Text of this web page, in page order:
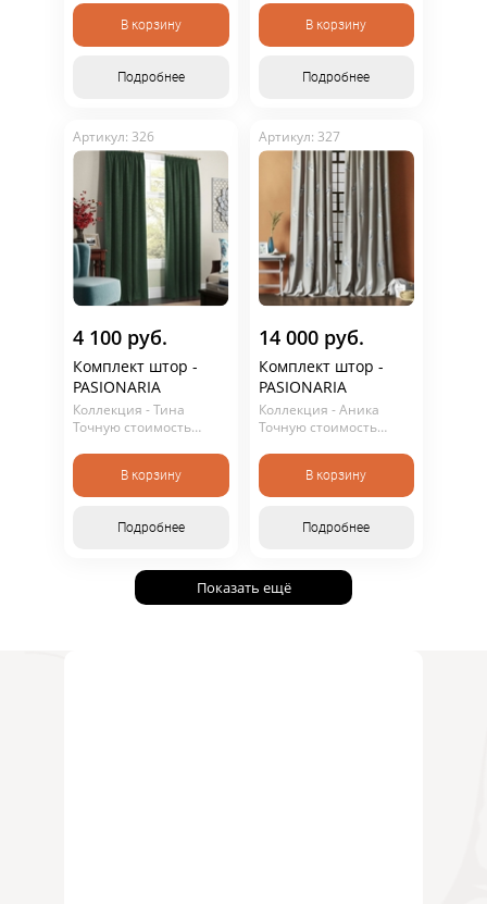
консультанта. Не
является публичной
офертой.
В корзину
Подробнее
консультанта. Не
является публичной
офертой.
В корзину
Подробнее
Артикул: 326
4 100 руб.
Комплект штор -
PASIONARIA
Коллекция - Тина
Точную стоимость
консультанта. Не
является публичной
офертой.
В корзину
Подробнее
Артикул: 327
14 000 руб.
Комплект штор -
PASIONARIA
Коллекция - Аника
Точную стоимость
консультанта. Не
является публичной
офертой.
В корзину
Подробнее
Показать ещё